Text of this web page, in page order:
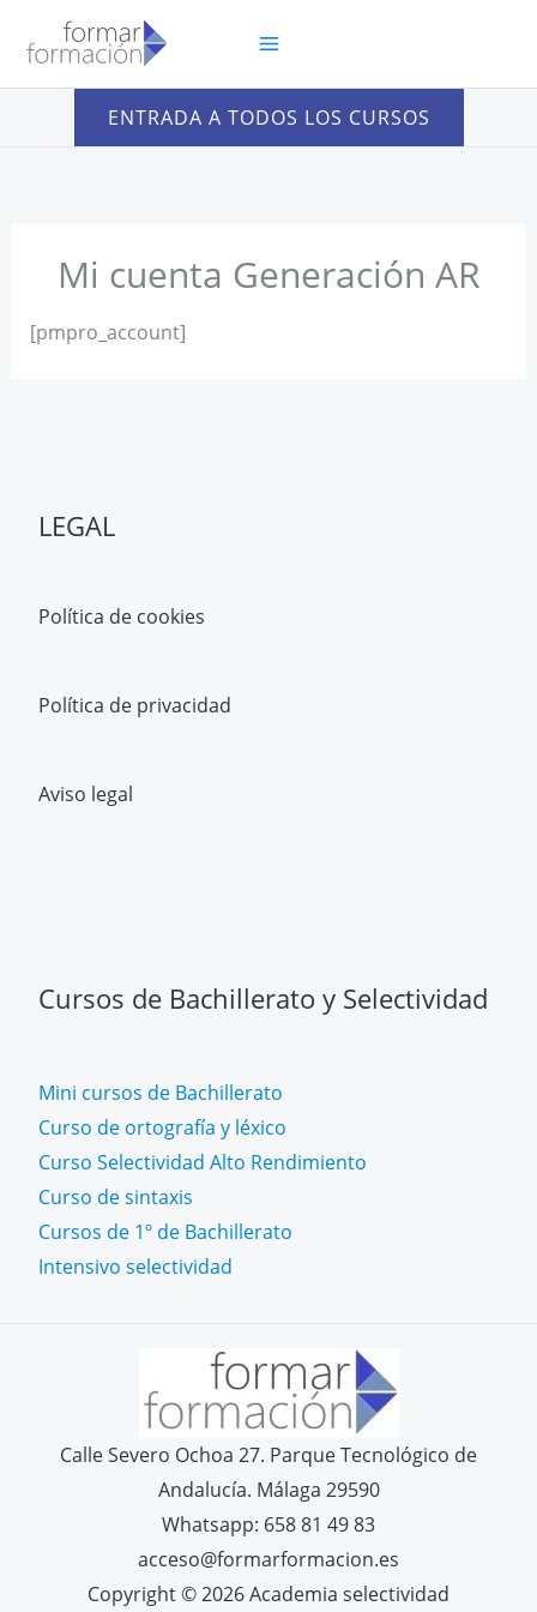
contenido
ENTRADA A TODOS LOS CURSOS
Mi cuenta Generación AR
[pmpro_account]
LEGAL
Política de cookies
Política de privacidad
Aviso legal
Cursos de Bachillerato y Selectividad
Mini cursos de Bachillerato
Curso de ortografía y léxico
Curso Selectividad Alto Rendimiento
Curso de sintaxis
Cursos de 1º de Bachillerato
Intensivo selectividad
Calle Severo Ochoa 27. Parque Tecnológico de
Andalucía. Málaga 29590
Whatsapp: 658 81 49 83
acceso@formarformacion.es
Copyright © 2026 Academia selectividad